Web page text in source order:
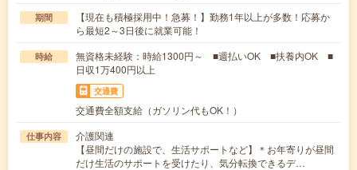
期間
【現在も積極採用中！急募！】勤務1年以上が多数！応募か
ら最短2～3日後に就業可能！
時給
無資格未経験：時給1300円～ ■週払いOK ■扶養内OK ■
日収1万400円以上
交通費
交通費全額支給（ガソリン代もOK！）
仕事内容
介護関連
【昼間だけの施設で、生活サポートなど】＊お年寄りが昼間
だけ生活のサポートを受けたり、気分転換できるデ…